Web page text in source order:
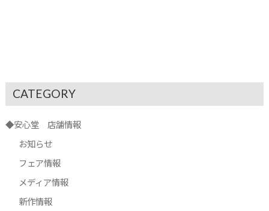
CATEGORY
◆安心堂 店舗情報
お知らせ
フェア情報
メディア情報
新作情報